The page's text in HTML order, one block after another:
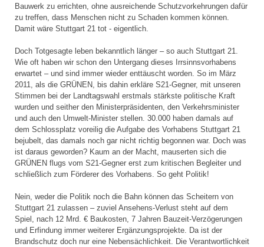
Bauwerk zu errichten, ohne ausreichende Schutzvorkehrungen dafür
zu treffen, dass Menschen nicht zu Schaden kommen können.
Damit wäre Stuttgart 21 tot - eigentlich.
Doch Totgesagte leben bekanntlich länger – so auch Stuttgart 21.
Wie oft haben wir schon den Untergang dieses Irrsinnsvorhabens
erwartet – und sind immer wieder enttäuscht worden. So im März
2011, als die GRÜNEN, bis dahin erkläre S21-Gegner, mit unseren
Stimmen bei der Landtagswahl erstmals stärkste politische Kraft
wurden und seither den Ministerpräsidenten, den Verkehrsminister
und auch den Umwelt-Minister stellen. 30.000 haben damals auf
dem Schlossplatz voreilig die Aufgabe des Vorhabens Stuttgart 21
bejubelt, das damals noch gar nicht richtig begonnen war. Doch was
ist daraus geworden? Kaum an der Macht, mauserten sich die
GRÜNEN flugs vom S21-Gegner erst zum kritischen Begleiter und
schließlich zum Förderer des Vorhabens. So geht Politik!
Nein, weder die Politik noch die Bahn können das Scheitern von
Stuttgart 21 zulassen – zuviel Ansehens-Verlust steht auf dem
Spiel, nach 12 Mrd. € Baukosten, 7 Jahren Bauzeit-Verzögerungen
und Erfindung immer weiterer Ergänzungsprojekte. Da ist der
Brandschutz doch nur eine Nebensächlichkeit. Die Verantwortlichkeit